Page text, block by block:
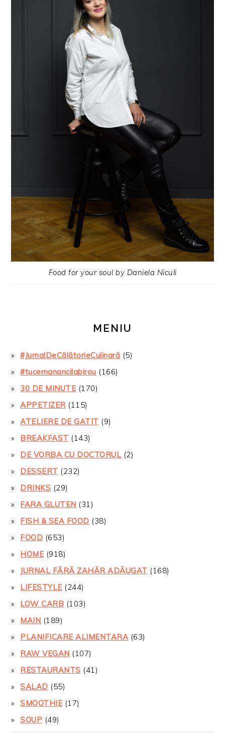
Food for your soul by Daniela Niculi
MENIU
#JurnalDeCălătorieCulinară (5)
#tucemanancilabirou (166)
30 DE MINUTE(170)
APPETIZER(115)
ATELIERE DE GATIT (9)
BREAKFAST (143)
DE VORBA CU DOCTORUL (2)
DESSERT (232)
DRINKS (29)
FARA GLUTEN (31)
FISH & SEA FOOD (38)
FOOD (653)
HOME(918)
JURNAL FĂRĂ ZAHĂR ADĂUGAT (168)
LIFESTYLE(244)
LOW CARB (103)
MAIN (189)
PLANIFICARE ALIMENTARA(63)
RAW VEGAN (107)
RESTAURANTS (41)
SALAD (55)
SMOOTHIE(17)
SOUP (49)